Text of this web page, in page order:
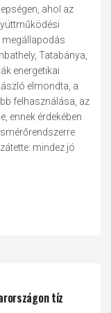
ahol az
megállapodás
Tatabánya,
energetikai
elmondta, a
felhasználása, az
ennek érdekében
mindez jó
tíz